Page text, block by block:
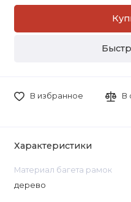
В избранное В
Характеристики
Материал багета рамок
дерево